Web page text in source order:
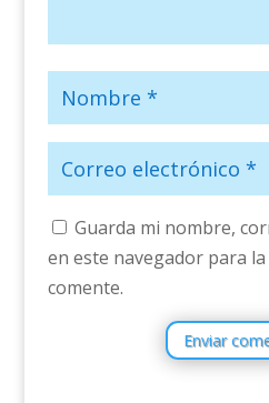
Guarda mi nombre,
en este navegador para
comente.
Enviar